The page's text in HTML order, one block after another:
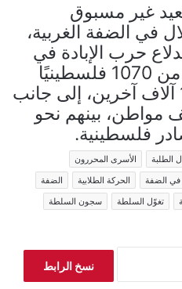
غير مسبوق
في الضفة الغربية،
حرب الإبادة في
غزة، حيث ارتقى أكثر من 1070 فلسطينيًا
وأصيب ما يزيد عن 10 آلاف آخرين، إلى جانب
ما يفوق 20 ألف مواطن، بينهم نحو
الطلبة
الأسرى المحررون
في الضفة الحركة الطلابية
الضفة
تغوّل السلطة
سجون السلطة
نسخ الرابط